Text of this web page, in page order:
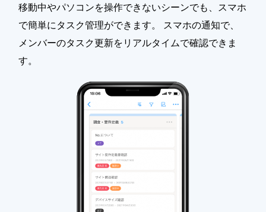
移動中やパソコンを操作できないシーンでも、スマホ
で簡単にタスク管理ができます。 スマホの通知で、
メンバーのタスク更新をリアルタイムで確認できま
す。